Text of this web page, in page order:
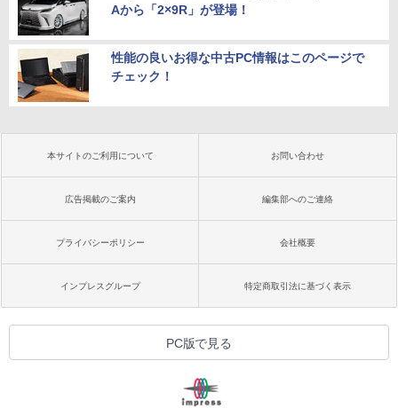
Aから「2×9R」が登場！
性能の良いお得な中古PC情報はこのページで
チェック！
本サイトのご利用について お問い合わせ
広告掲載のご案内 編集部へのご連絡
プライバシーポリシー 会社概要
インプレスグループ 特定商取引法に基づく表示
PC版で見る